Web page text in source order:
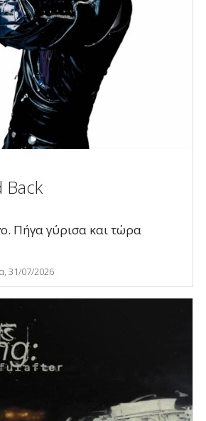
Back
Πήγα γύρισα και τώρα
31/07/2026